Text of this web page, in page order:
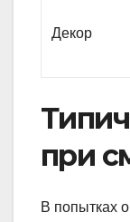
Декор
при
В попытках